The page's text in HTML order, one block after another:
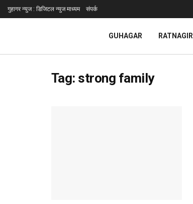
गुहागर न्युज : डिजिटल न्युज माध्यम संपर्क
GUHAGAR RATNAGIRI
Tag: strong family